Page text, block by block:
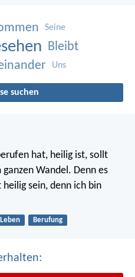
Seine
Bleibt
Uns
suchen
hat, heilig ist, sollt
Wandel. Denn es
sein, denn ich bin
Leben Berufung